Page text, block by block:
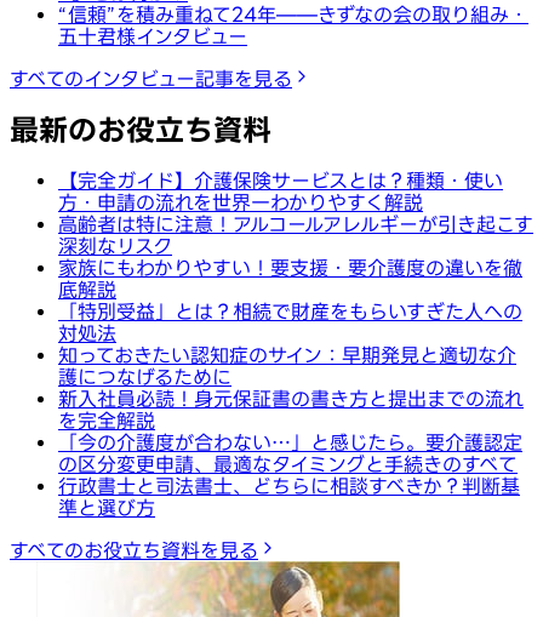
“信頼”を積み重ねて24年——きずなの会の取り組み・
五十君様インタビュー
すべてのインタビュー記事を見る
最新のお役立ち資料
【完全ガイド】介護保険サービスとは？種類・使い
方・申請の流れを世界一わかりやすく解説
高齢者は特に注意！アルコールアレルギーが引き起こす
深刻なリスク
家族にもわかりやすい！要支援・要介護度の違いを徹
底解説
「特別受益」とは？相続で財産をもらいすぎた人への
対処法
知っておきたい認知症のサイン：早期発見と適切な介
護につなげるために
新入社員必読！身元保証書の書き方と提出までの流れ
を完全解説
「今の介護度が合わない…」と感じたら。要介護認定
の区分変更申請、最適なタイミングと手続きのすべて
行政書士と司法書士、どちらに相談すべきか？判断基
準と選び方
すべてのお役立ち資料を見る